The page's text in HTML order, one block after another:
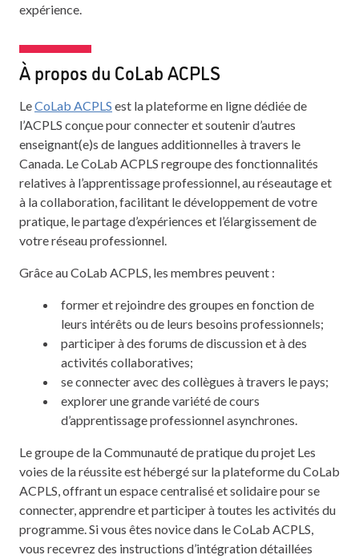
expérience.
À propos du CoLab ACPLS
LeCoLab ACPLS est la plateforme en ligne dédiée de
l’ACPLS conçue pour connecter et soutenir d’autres
enseignant(e)s de langues additionnelles à travers le
Canada. Le CoLab ACPLS regroupe des fonctionnalités
relatives à l’apprentissage professionnel, au réseautage et
à la collaboration, facilitant le développement de votre
pratique, le partage d’expériences et l’élargissement de
votre réseau professionnel.
Grâce au CoLab ACPLS, les membres peuvent :
former et rejoindre des groupes en fonction de
leurs intérêts ou de leurs besoins professionnels;
participer à des forums de discussion et à des
activités collaboratives;
se connecter avec des collègues à travers le pays;
explorer une grande variété de cours
d’apprentissage professionnel asynchrones.
Le groupe de la Communauté de pratique du projet Les
voies de la réussite est hébergé sur la plateforme du CoLab
ACPLS, offrant un espace centralisé et solidaire pour se
connecter, apprendre et participer à toutes les activités du
programme. Si vous êtes novice dans le CoLab ACPLS,
vous recevrez des instructions d’intégration détaillées